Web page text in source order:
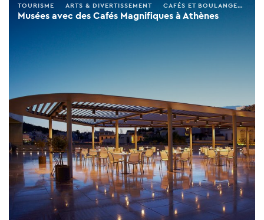
Musées avec des Cafés Magnifiques à Athènes
TOURISME ARTS & DIVERTISSEMENT CAFÉS ET BOULANGERIES